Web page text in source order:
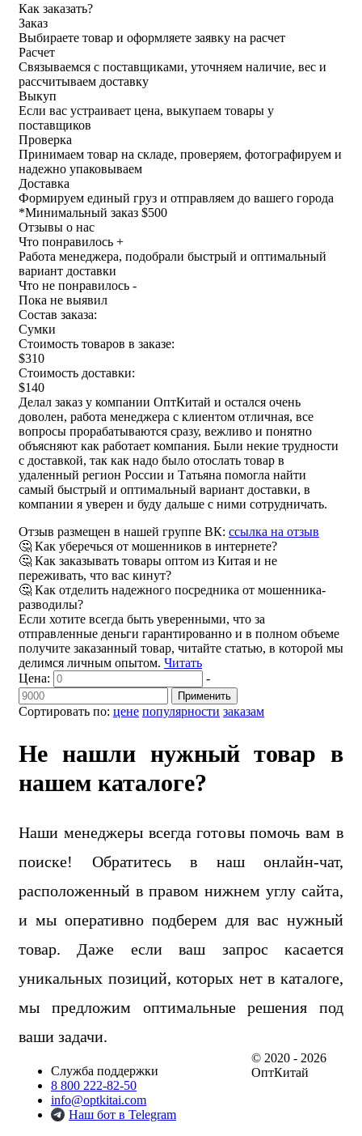
Как заказать?
Заказ
Выбираете товар и оформляете заявку на расчет
Расчет
Связываемся с поставщиками, уточняем наличие, вес и
рассчитываем доставку
Выкуп
Если вас устраивает цена, выкупаем товары у
поставщиков
Проверка
Принимаем товар на складе, проверяем, фотографируем и
надежно упаковываем
Доставка
Формируем единый груз и отправляем до вашего города
*Минимальный заказ $500
Отзывы о нас
Что понравилось +
Работа менеджера, подобрали быстрый и оптимальный
вариант доставки
Что не понравилось -
Пока не выявил
Состав заказа:
Сумки
Стоимость товаров в заказе:
$310
Стоимость доставки:
$140
Делал заказ у компании ОптКитай и остался очень
доволен, работа менеджера с клиентом отличная, все
вопросы прорабатываются сразу, вежливо и понятно
объясняют как работает компания. Были некие трудности
с доставкой, так как надо было отослать товар в
удаленный регион России и Татьяна помогла найти
самый быстрый и оптимальный вариант доставки, в
компании я уверен и буду дальше с ними сотрудничать.
Отзыв размещен в нашей группе ВК: ссылка на отзыв
🤔 Как уберечься от мошенников в интернете?
🤔 Как заказывать товары оптом из Китая и не
переживать, что вас кинут?
🤔 Как отделить надежного посредника от мошенника-
разводилы?
Если хотите всегда быть уверенными, что за
отправленные деньги гарантированно и в полном объеме
получите заказанный товар, читайте статью, в которой мы
делимся личным опытом. Читать
Сортировать по: цене популярности заказам
Цена: -
Применить
Не нашли нужный товар в
нашем каталоге?
Наши менеджеры всегда готовы помочь вам в
поиске! Обратитесь в наш онлайн-чат,
расположенный в правом нижнем углу сайта,
и мы оперативно подберем для вас нужный
товар. Даже если ваш запрос касается
уникальных позиций, которых нет в каталоге,
мы предложим оптимальные решения под
ваши задачи.
Служба поддержки
8 800 222-82-50
info@optkitai.com
Наш бот в Telegram
© 2020 - 2026
ОптКитай